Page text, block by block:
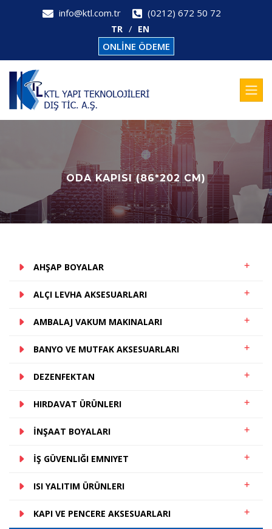
info@ktl.com.tr (0212) 672 50 72
TR EN
ONLİNE ÖDEME
ODA KAPISI (86*202 CM)
AHŞAP BOYALAR
ALÇI LEVHA AKSESUARLARI
AMBALAJ VAKUM MAKINALARI
BANYO VE MUTFAK AKSESUARLARI
DEZENFEKTAN
HIRDAVAT ÜRÜNLERI
İNŞAAT BOYALARI
İŞ GÜVENLIĞI EMNIYET
ISI YALITIM ÜRÜNLERI
KAPI VE PENCERE AKSESUARLARI